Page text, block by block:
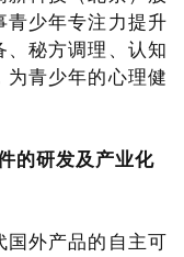
青少年专注力提升
、秘方调理、认知
青少年的心理健
的研发及产业化
国外产品的自主可